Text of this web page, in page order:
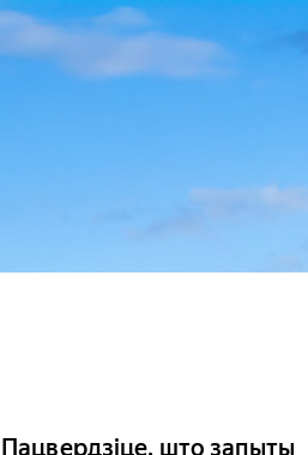
Пацвердзіце, што запыты